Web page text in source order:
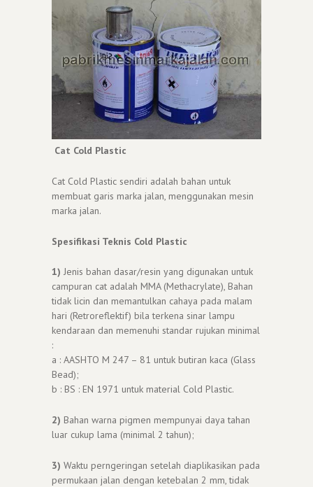
Cat Cold Plastic
Cat Cold Plastic sendiri adalah bahan untuk
membuat garis marka jalan, menggunakan mesin
marka jalan.
Spesifikasi Teknis Cold Plastic
1) Jenis bahan dasar/resin yang digunakan untuk
campuran cat adalah MMA (Methacrylate), Bahan
tidak licin dan memantulkan cahaya pada malam
hari (Retroreflektif) bila terkena sinar lampu
kendaraan dan memenuhi standar rujukan minimal
:
a : AASHTO M 247 – 81 untuk butiran kaca (Glass
Bead);
b : BS : EN 1971 untuk material Cold Plastic.
2) Bahan warna pigmen mempunyai daya tahan
luar cukup lama (minimal 2 tahun);
3) Waktu perngeringan setelah diaplikasikan pada
permukaan jalan dengan ketebalan 2 mm, tidak